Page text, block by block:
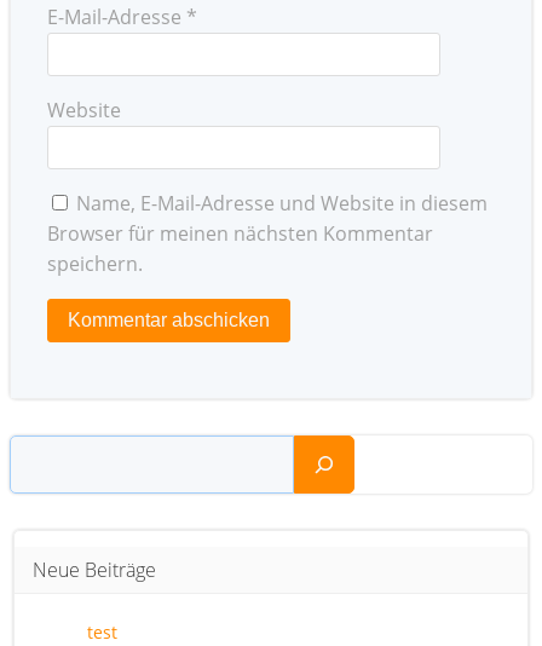
E-Mail-Adresse *
Website
Name, E-Mail-Adresse und Website in diesem
Browser für meinen nächsten Kommentar
speichern.
Suchen
Neue Beiträge
test